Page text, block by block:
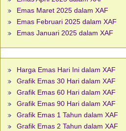
Emas Maret 2025 dalam XAF
Emas Februari 2025 dalam XAF
Emas Januari 2025 dalam XAF
Harga Emas Hari Ini dalam XAF
Grafik Emas 30 Hari dalam XAF
Grafik Emas 60 Hari dalam XAF
Grafik Emas 90 Hari dalam XAF
Grafik Emas 1 Tahun dalam XAF
Grafik Emas 2 Tahun dalam XAF